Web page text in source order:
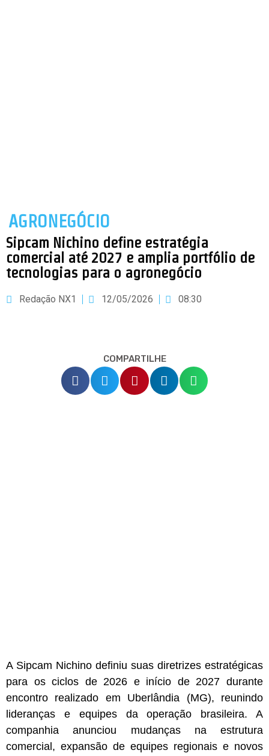
AGRONEGÓCIO
Sipcam Nichino define estratégia
comercial até 2027 e amplia portfólio de
tecnologias para o agronegócio
Redação NX1 12/05/2026 08:30
COMPARTILHE
A Sipcam Nichino definiu suas diretrizes estratégicas
para os ciclos de 2026 e início de 2027 durante
encontro realizado em Uberlândia (MG), reunindo
lideranças e equipes da operação brasileira. A
companhia anunciou mudanças na estrutura
comercial, expansão de equipes regionais e novos